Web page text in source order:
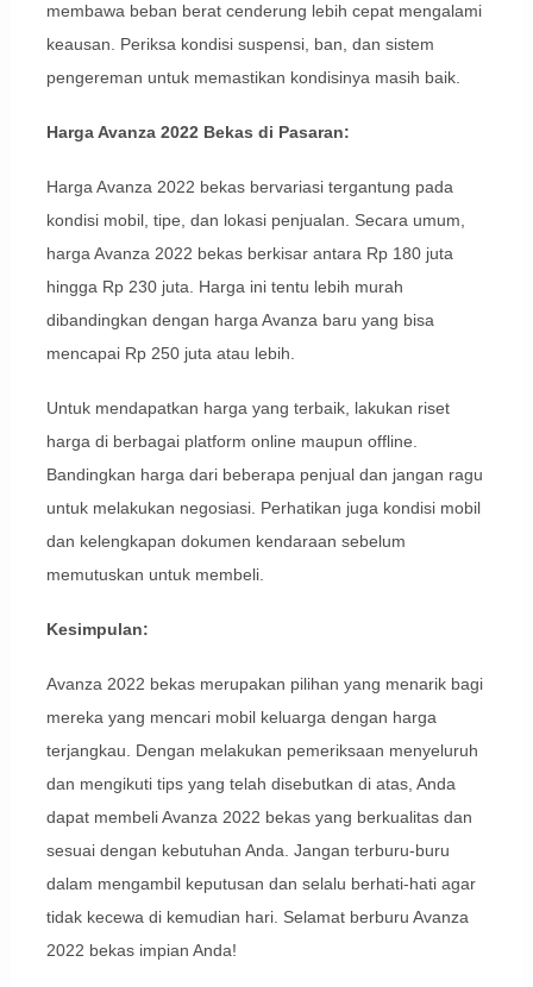
membawa beban berat cenderung lebih cepat mengalami
keausan. Periksa kondisi suspensi, ban, dan sistem
pengereman untuk memastikan kondisinya masih baik.
Harga Avanza 2022 Bekas di Pasaran:
Harga Avanza 2022 bekas bervariasi tergantung pada
kondisi mobil, tipe, dan lokasi penjualan. Secara umum,
harga Avanza 2022 bekas berkisar antara Rp 180 juta
hingga Rp 230 juta. Harga ini tentu lebih murah
dibandingkan dengan harga Avanza baru yang bisa
mencapai Rp 250 juta atau lebih.
Untuk mendapatkan harga yang terbaik, lakukan riset
harga di berbagai platform online maupun offline.
Bandingkan harga dari beberapa penjual dan jangan ragu
untuk melakukan negosiasi. Perhatikan juga kondisi mobil
dan kelengkapan dokumen kendaraan sebelum
memutuskan untuk membeli.
Kesimpulan:
Avanza 2022 bekas merupakan pilihan yang menarik bagi
mereka yang mencari mobil keluarga dengan harga
terjangkau. Dengan melakukan pemeriksaan menyeluruh
dan mengikuti tips yang telah disebutkan di atas, Anda
dapat membeli Avanza 2022 bekas yang berkualitas dan
sesuai dengan kebutuhan Anda. Jangan terburu-buru
dalam mengambil keputusan dan selalu berhati-hati agar
tidak kecewa di kemudian hari. Selamat berburu Avanza
2022 bekas impian Anda!